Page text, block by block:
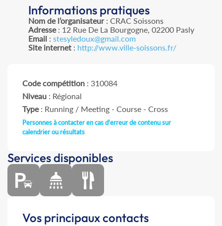
Informations pratiques
Nom de l’organisateur: CRAC Soissons
Adresse: 12 Rue De La Bourgogne, 02200 Pasly
Email: stesyledoux@gmail.com
Site internet: http://www.ville-soissons.fr/
Code compétition : 310084
Niveau : Régional
Type: Running / Meeting - Course - Cross
Personnes à contacter en cas d'erreur de contenu sur
calendrier ou résultats
Services disponibles
Vos principaux contacts